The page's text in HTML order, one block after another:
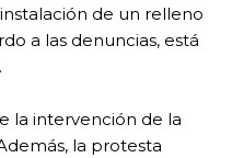
de un relleno
a las denuncias, está
la intervención de la
la protesta